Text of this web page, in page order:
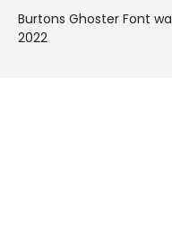
Burtons Ghoster Font
2022